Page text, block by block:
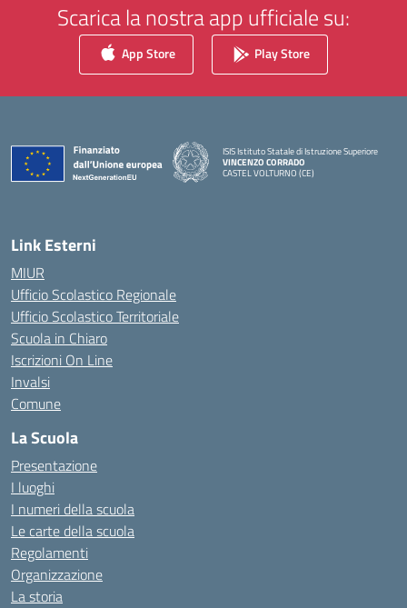
Scarica la nostra app ufficiale su:
App Store Play Store
ISIS Istituto Statale di Istruzione Superiore
VINCENZO CORRADO
CASTEL VOLTURNO (CE)
Link Esterni
MIUR
Ufficio Scolastico Regionale
Ufficio Scolastico Territoriale
Scuola in Chiaro
Iscrizioni On Line
Invalsi
Comune
La Scuola
Presentazione
I luoghi
I numeri della scuola
Le carte della scuola
Regolamenti
Organizzazione
La storia